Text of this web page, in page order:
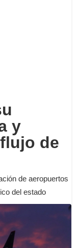
y
de
de aeropuertos
del estado